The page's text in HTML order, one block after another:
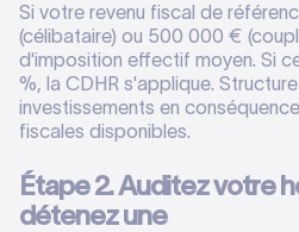
Si votre revenu fiscal de
(célibataire) ou 500 000 €
d'imposition effectif moyen. Si
%, la CDHR s'applique.
investissements en
fiscales disponibles.
Étape 2. Auditez votre
détenez une